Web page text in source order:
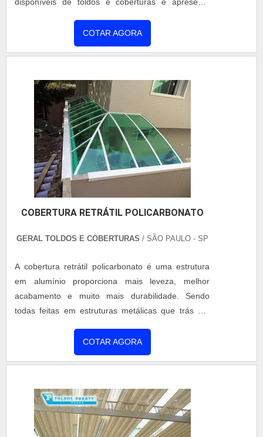
transparência, isolamento térmico e acústico e um
baixo peso do material. Outro ponto a destacar é
reciclagem ...
COTAR AGORA
COBERTURA RETRÁTIL POLICARBONATO
GERAL TOLDOS E COBERTURAS / SÃO PAULO - SP
A cobertura retrátil policarbonato é uma estrutura
em alumínio proporciona mais leveza, melhor
acabamento e muito mais durabilidade. Sendo
todas feitas em estruturas metálicas que trás um
ornam com as cores já existentes nas paredes. Ela
tem como objetivo, proporcionar: Aconchego,
policarbona...
COTAR AGORA